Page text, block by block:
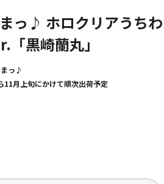
っ♪ ホロクリアうちわ
黒崎蘭丸」
っ♪
11月上旬にかけて順次出荷予定